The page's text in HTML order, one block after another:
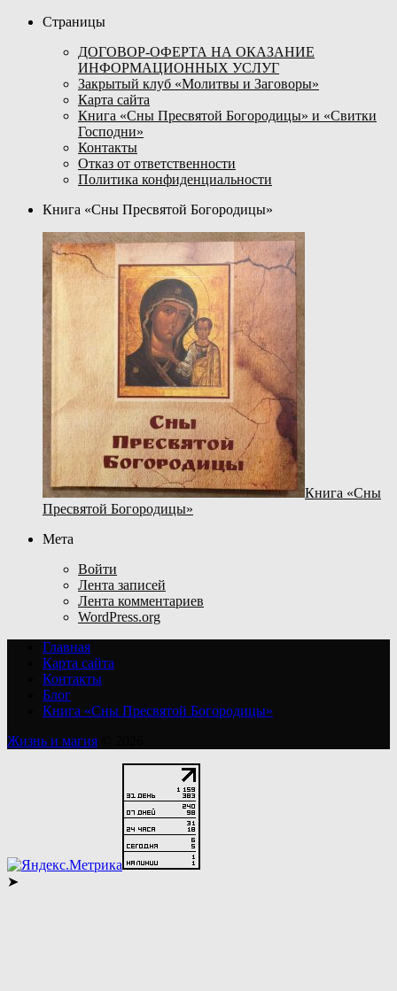
Страницы
ДОГОВОР-ОФЕРТА НА ОКАЗАНИЕ
ИНФОРМАЦИОННЫХ УСЛУГ
Закрытый клуб «Молитвы и Заговоры»
Карта сайта
Книга «Сны Пресвятой Богородицы» и «Свитки
Господни»
Контакты
Отказ от ответственности
Политика конфиденциальности
Книга «Сны Пресвятой Богородицы»
Книга «Сны
Пресвятой Богородицы»
Мета
Войти
Лента записей
Лента комментариев
WordPress.org
Главная
Карта сайта
Контакты
Блог
Книга «Сны Пресвятой Богородицы»
Жизнь и магия
➤